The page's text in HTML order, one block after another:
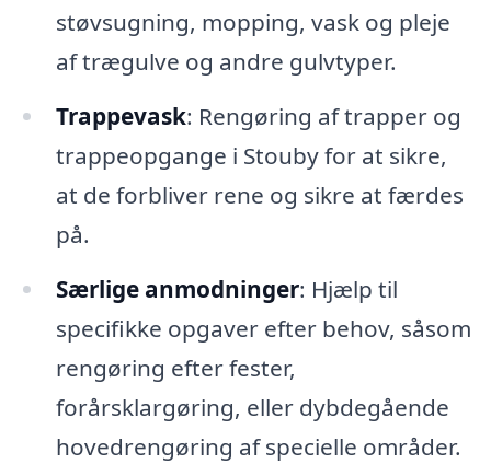
støvsugning, mopping, vask og pleje
af trægulve og andre gulvtyper.
Trappevask: Rengøring af trapper og
trappeopgange i Stouby for at sikre,
at de forbliver rene og sikre at færdes
på.
Særlige anmodninger: Hjælp til
specifikke opgaver efter behov, såsom
rengøring efter fester,
forårsklargøring, eller dybdegående
hovedrengøring af specielle områder.